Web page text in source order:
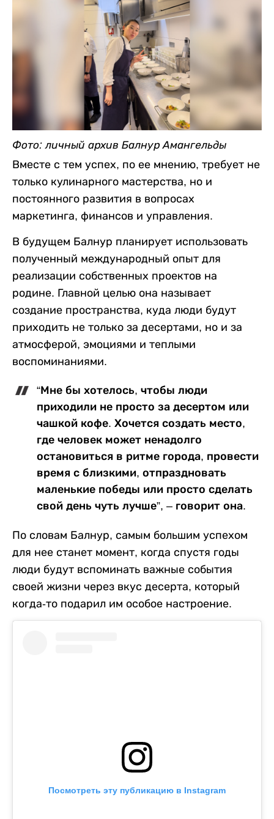
Фото: личный архив Балнур Амангельды
Вместе с тем успех, по ее мнению, требует не
только кулинарного мастерства, но и
постоянного развития в вопросах
маркетинга, финансов и управления.
В будущем Балнур планирует использовать
полученный международный опыт для
реализации собственных проектов на
родине. Главной целью она называет
создание пространства, куда люди будут
приходить не только за десертами, но и за
атмосферой, эмоциями и теплыми
воспоминаниями.
“Мне бы хотелось, чтобы люди
приходили не просто за десертом или
чашкой кофе. Хочется создать место,
где человек может ненадолго
остановиться в ритме города, провести
время с близкими, отпраздновать
маленькие победы или просто сделать
свой день чуть лучше”, – говорит она.
По словам Балнур, самым большим успехом
для нее станет момент, когда спустя годы
люди будут вспоминать важные события
своей жизни через вкус десерта, который
когда-то подарил им особое настроение.
Посмотреть эту публикацию в Instagram